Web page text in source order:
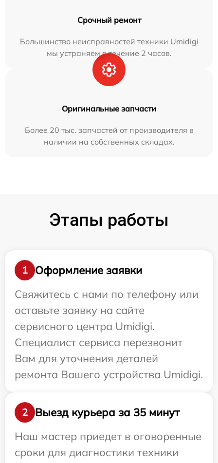
Срочный ремонт
Большинство неисправностей техники Umidigi
мы устраняем в течение 2 часов.
Оригинальные запчасти
Более 20 тыс. запчастей от производителя в
наличии на собственных складах.
Этапы работы
1
Оформление заявки
Свяжитесь с нами по телефону или
оставьте заявку на сайте
сервисного центра Umidigi.
Специалист сервиса перезвонит
Вам для уточнения деталей
ремонта Вашего устройства Umidigi.
2
Выезд курьера за 35 минут
Наш мастер приедет в оговоренные
сроки для диагностики техники